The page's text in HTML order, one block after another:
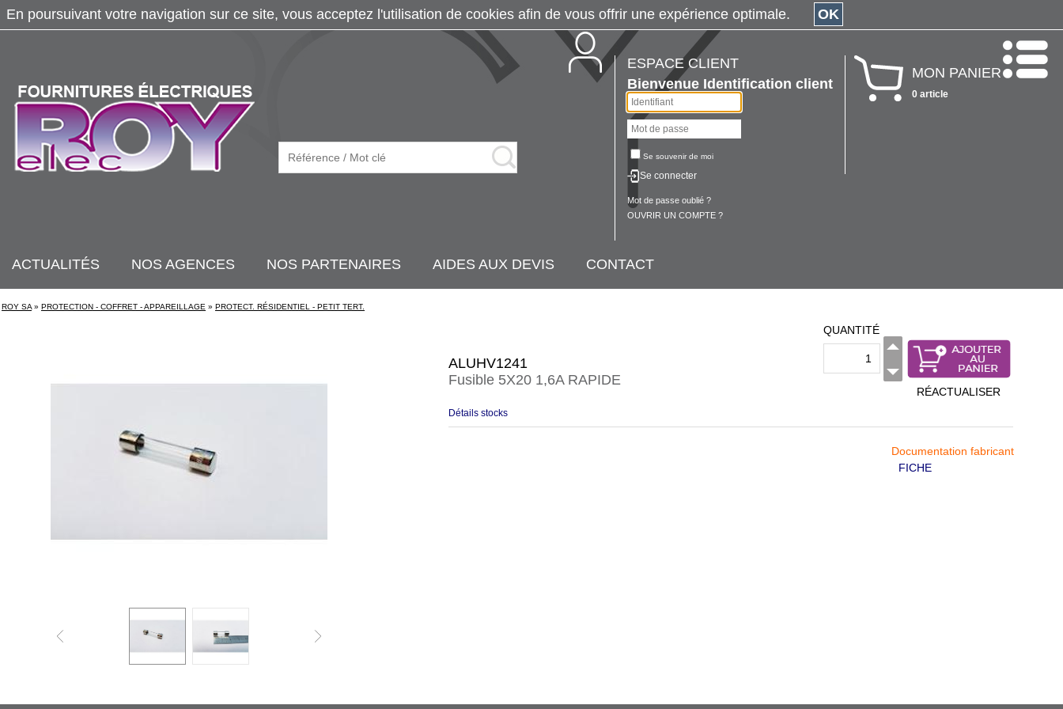
ESPACE CLIENT
Bienvenue Identification client
Se souvenir de moi
Se connecter
Mot de passe oublié ?
OUVRIR UN COMPTE ?
MON PANIER
0 article
ACTUALITÉS NOS AGENCES NOS PARTENAIRES AIDES AUX DEVIS CONTACT
ROY SA » PROTECTION - COFFRET - APPAREILLAGE » PROTECT. RÉSIDENTIEL - PETIT TERT.
ALUHV1241
Fusible 5X20 1,6A RAPIDE
QUANTITÉ
RÉACTUALISER
Détails stocks
Documentation fabricant
FICHE
En poursuivant votre navigation sur ce site, vous acceptez l'utilisation de cookies afin de vous offrir une expérience optimale. OK